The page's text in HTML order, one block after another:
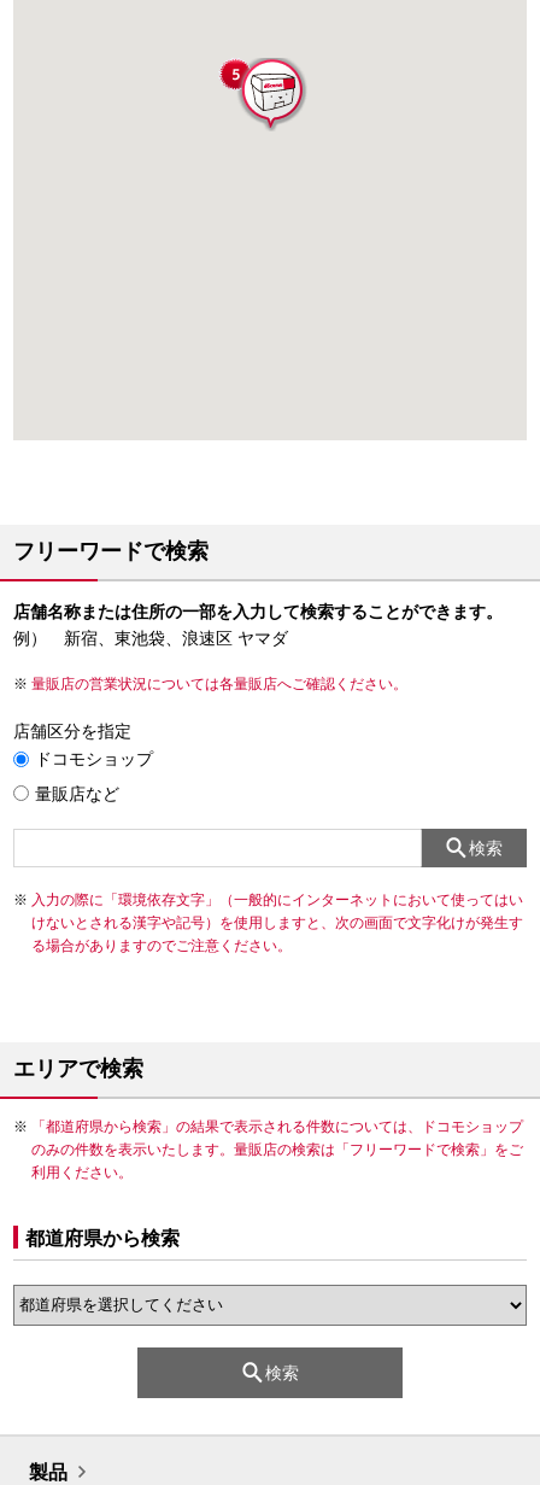
フリーワードで検索
店舗名称または住所の一部を入力して検索することができます。
例） 新宿、東池袋、浪速区 ヤマダ
量販店の営業状況については各量販店へご確認ください。
店舗区分を指定
ドコモショップ
量販店など
検索
入力の際に「環境依存文字」（一般的にインターネットにおいて使ってはい
けないとされる漢字や記号）を使用しますと、次の画面で文字化けが発生す
る場合がありますのでご注意ください。
エリアで検索
「都道府県から検索」の結果で表示される件数については、ドコモショップ
のみの件数を表示いたします。量販店の検索は「フリーワードで検索」をご
利用ください。
都道府県から検索
検索
製品